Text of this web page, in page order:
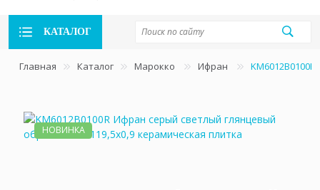
КАТАЛОГ
Главная Каталог Марокко Ифран
НОВИНКА